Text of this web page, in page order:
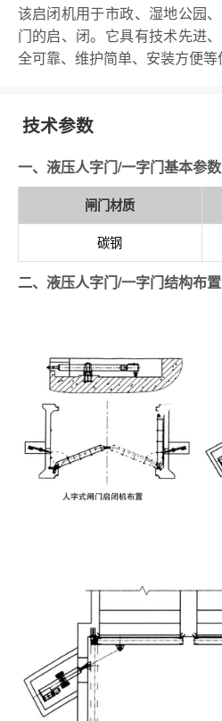
该启闭机用于市政、湿地公园
门的启、闭。它具有技术先进
全可靠、维护简单、安装方便等
技术参数
一、液压人字门/一字门基本参数
闸门材质
碳钢
二、液压人字门/一字门结构布